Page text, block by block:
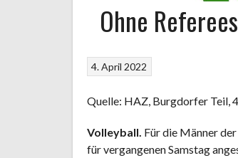
Ohne
4. April 2022
Quelle: HAZ, Burgdorfer Teil,
Volleyball. Für die Männer
für vergangenen Samstag